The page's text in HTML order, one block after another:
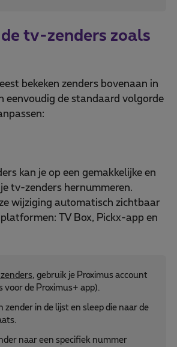
de tv-zenders zoals
bekeken zenders bovenaan in
eenvoudig de standaard volgorde
kan je op een gemakkelijke en
tv-zenders hernummeren.
wijziging automatisch zichtbaar
TV Box, Pickx-app en
, gebruik je Proximus account
voor de Proximus+ app).
zender in de lijst en sleep die naar de
naar een specifiek nummer